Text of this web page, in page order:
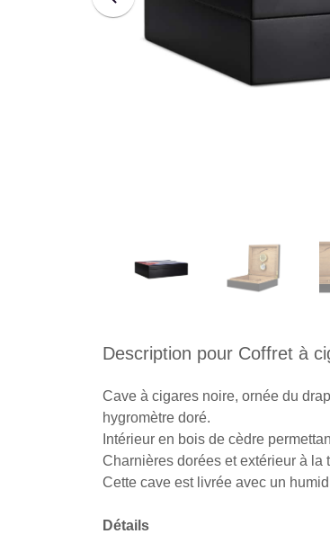
Description pour Coffret à
Cave à cigares noire, ornée du
hygromètre doré.
Intérieur en bois de cèdre
Charnières dorées et extérieur à la
Cette cave est livrée avec un
Détails